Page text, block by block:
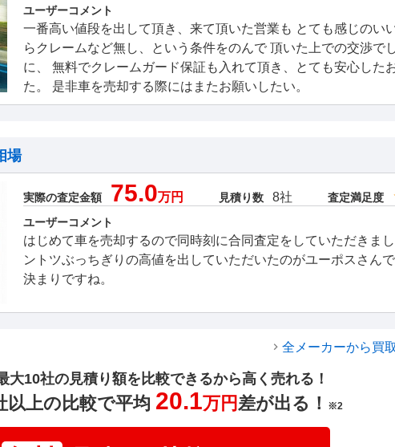
ユーザーコメント
一番高い値段を出して頂き、来て頂いた営業も とても感じのい
らクレームなど無し、という条件をのんで 頂いた上での交渉で
に、 無料でクレームガード保証も入れて頂き、とても安心した
た。 是非車を売却する際にはまたお願いしたい。
場
実際の査定金額 75.0万円 見積り数 8社 査定満足度
ユーザーコメント
はじめて車を売却するので同時刻に合同査定をしていただきま
ントツぶっちぎりの高値を出していただいたのがユーポスさん
決まりですね。
全メーカーから買
大10社の見積り額を比較できるから高く売れる！
以上の比較で平均 20.1万円差が出る！ ※2